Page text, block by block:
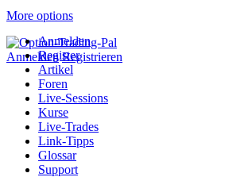
More options
Anmelden Registrieren
Anmelden
Register
Artikel
Foren
Live-Sessions
Kurse
Live-Trades
Link-Tipps
Glossar
Support